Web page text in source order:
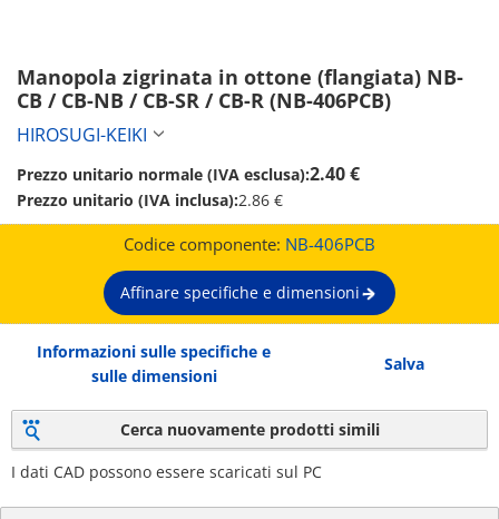
Manopola zigrinata in ottone (flangiata) NB-
CB / CB-NB / CB-SR / CB-R (NB-406PCB)
HIROSUGI-KEIKI
Prezzo unitario normale (IVA esclusa):2.40 €
Prezzo unitario (IVA inclusa):2.86 €
Codice componente: NB-406PCB
Affinare specifiche e dimensioni
Informazioni sulle specifiche e
sulle dimensioni
Salva
Cerca nuovamente prodotti simili
I dati CAD possono essere scaricati sul PC